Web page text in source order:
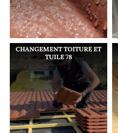
CHANGEMENT TOITURE ET
TUILE 78